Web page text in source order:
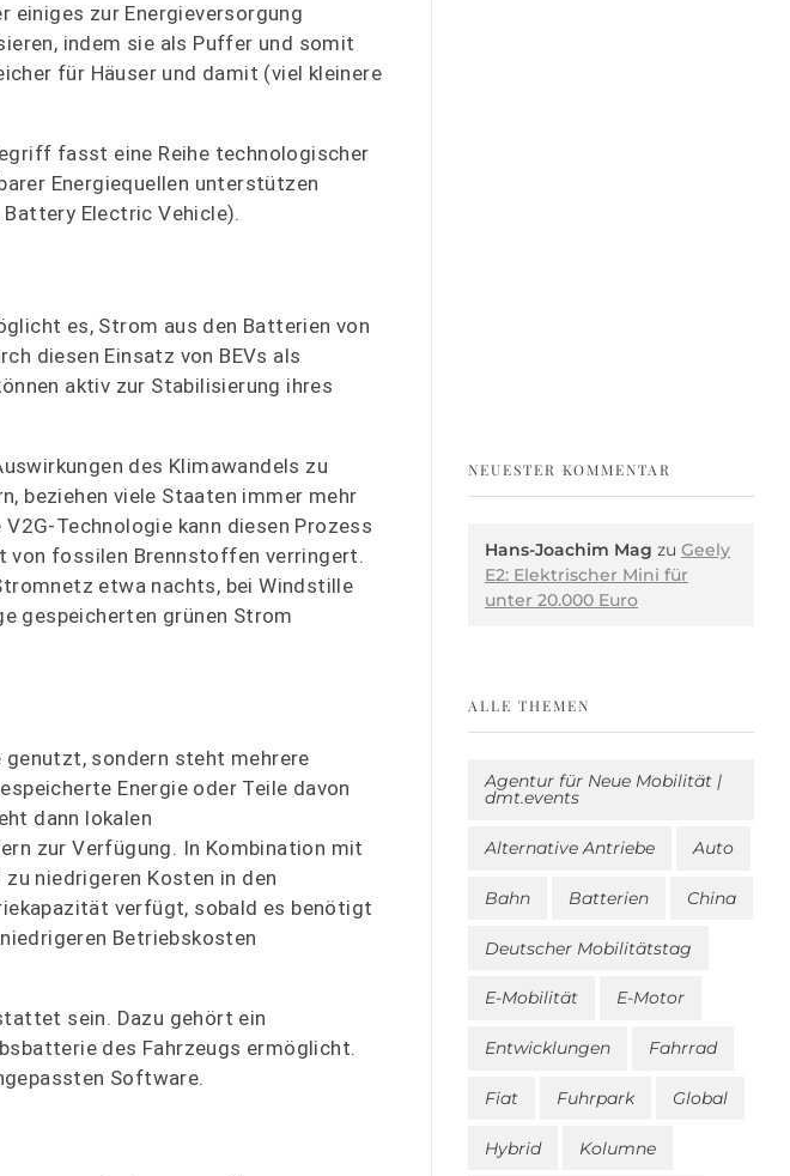
einiges zur Energieversorgung
indem sie als Puffer und somit
für Häuser und damit (viel kleinere
fasst eine Reihe technologischer
Energiequellen unterstützen
Electric Vehicle).
es, Strom aus den Batterien von
diesen Einsatz von BEVs als
aktiv zur Stabilisierung ihres
des Klimawandels zu
beziehen viele Staaten immer mehr
Technologie kann diesen Prozess
von fossilen Brennstoffen verringert.
etwa nachts, bei Windstille
gespeicherten grünen Strom
sondern steht mehrere
Energie oder Teile davon
dann lokalen
zur Verfügung. In Kombination mit
niedrigeren Kosten in den
verfügt, sobald es benötigt
Betriebskosten
sein. Dazu gehört ein
des Fahrzeugs ermöglicht.
Software.
NEUESTER KOMMENTAR
Hans-Joachim Mag zu Geely
E2: Elektrischer Mini für
unter 20.000 Euro
ALLE THEMEN
Agentur für Neue Mobilität |
dmt.events
Alternative Antriebe Auto
Bahn Batterien China
Deutscher Mobilitätstag
E-Mobilität E-Motor
Entwicklungen Fahrrad
Fiat Fuhrpark Global
Hybrid Kolumne